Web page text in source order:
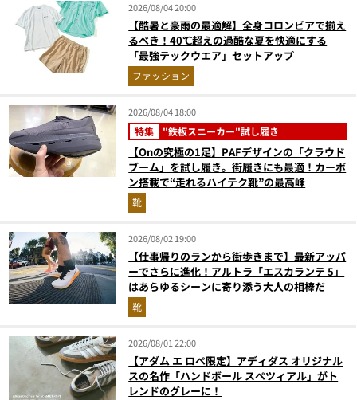
2026/08/04 20:00
【酷暑と豪雨の最適解】全身コロンビアで揃え
るべき！40℃超えの過酷な夏を快適にする
「最強テックウエア」セットアップ
ファッション
2026/08/04 18:00
特集 "鉄板スニーカー"試し履き
【Onの究極の1足】PAFデザインの「クラウド
ブーム」を試し履き。街履きにも最適！カーボ
ン搭載で“走れるハイテク靴”の最高峰
靴
2026/08/02 19:00
【仕事帰りのランから街歩きまで】最新アッパ
ーでさらに進化！アルトラ「エスカランテ 5」
はあらゆるシーンに寄り添う大人の相棒だ
靴
2026/08/01 22:00
【アダム エ ロペ限定】アディダス オリジナル
スの名作「ハンドボール スペツィアル」がト
レンドのグレーに！